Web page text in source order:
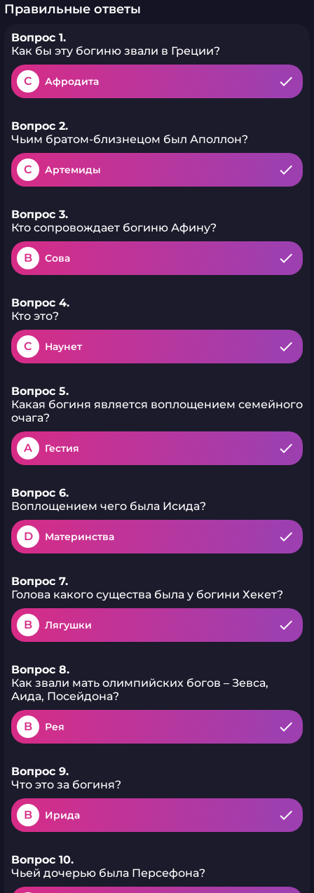
Правильные ответы
Вопрос 1.
Как бы эту богиню звали в Греции?
C Афродита
Вопрос 2.
Чьим братом-близнецом был Аполлон?
C Артемиды
Вопрос 3.
Кто сопровождает богиню Афину?
B Сова
Вопрос 4.
Кто это?
C Наунет
Вопрос 5.
Какая богиня является воплощением семейного
очага?
A Гестия
Вопрос 6.
Воплощением чего была Исида?
D Материнства
Вопрос 7.
Голова какого существа была у богини Хекет?
B Лягушки
Вопрос 8.
Как звали мать олимпийских богов – Зевса,
Аида, Посейдона?
B Рея
Вопрос 9.
Что это за богиня?
B Ирида
Вопрос 10.
Чьей дочерью была Персефона?